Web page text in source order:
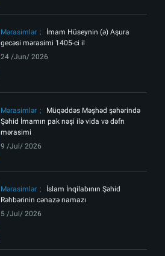
Mərasimlər
İmam Hüseynin (ə) Aşura
gecəsi mərasimi 1405-ci il
24 /Jun/ 2026
Mərasimlər
Müqəddəs Məşhəd şəhərində
Şəhid İmamın pak nəşi ilə vida və dəfn
mərasimi
9 /Jul/ 2026
Mərasimlər
İslam İnqilabının Şəhid
Rəhbərinin cənazə namazı
5 /Jul/ 2026